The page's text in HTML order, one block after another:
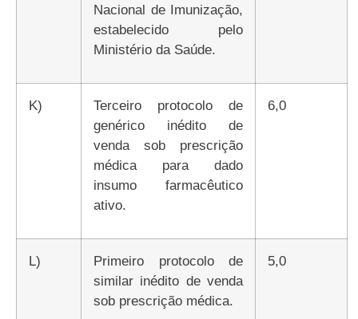
Nacional de Imunização,
estabelecido pelo
Ministério da Saúde.
k)
Terceiro protocolo de
genérico inédito de
venda sob prescrição
médica para dado
insumo farmacêutico
ativo.
6,0
l)
Primeiro protocolo de
similar inédito de venda
sob prescrição médica.
5,0